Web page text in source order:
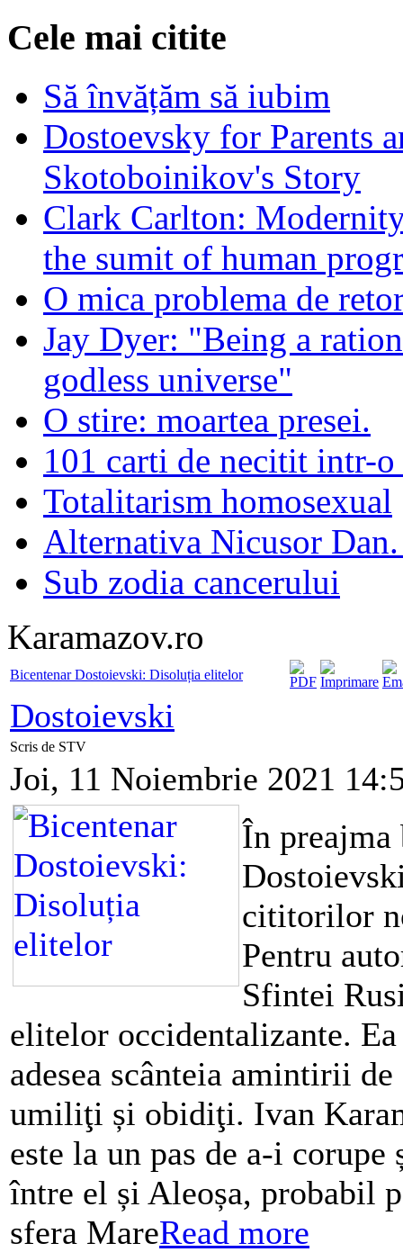
Cele mai citite
Să învățăm să iubim
Dostoevsky for Parents
Skotoboinikov's Story
Clark Carlton:
the sumit of human
O mica problema de
Jay Dyer: "Being a
godless universe"
O stire: moartea presei.
101 carti de necitit intr-
Totalitarism homosexual
Alternativa Nicusor
Sub zodia cancerului
Karamazov.ro
Bicentenar Dostoievski: Disoluția elitelor
Dostoievski
Scris de STV
Joi, 11 Noiembrie 2021
În
cititorilor
Pentru
Sfintei
elitelor occidentalizante.
adesea scânteia amintirii
umiliţi și obidiţi. Ivan
este la un pas de a-i
între el și Aleoșa, probabil
sfera MareRead more